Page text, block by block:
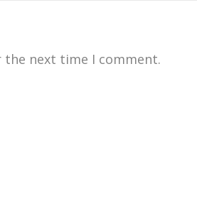
the next time I comment.